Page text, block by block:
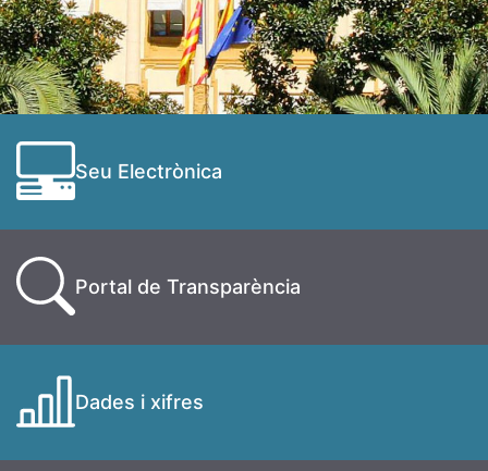
Seu Electrònica
Portal de Transparència
Dades i xifres